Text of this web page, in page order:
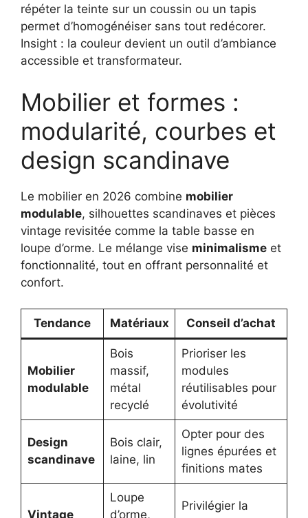
répéter la teinte sur un coussin ou un tapis
permet d’homogénéiser sans tout redécorer.
Insight : la couleur devient un outil d’ambiance
accessible et transformateur.
Mobilier et formes :
modularité, courbes et
design scandinave
Le mobilier en 2026 combine mobilier
modulable, silhouettes scandinaves et pièces
vintage revisitée comme la table basse en
loupe d’orme. Le mélange vise minimalisme et
fonctionnalité, tout en offrant personnalité et
confort.
Tendance Matériaux Conseil d’achat
Mobilier
modulable
Bois
massif,
métal
recyclé
Prioriser les
modules
réutilisables pour
évolutivité
Design
scandinave
Bois clair,
laine, lin
Opter pour des
lignes épurées et
finitions mates
Vintage
Loupe
d’orme,
Privilégier la